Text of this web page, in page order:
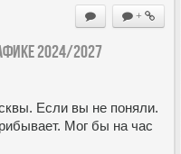
+
2024/2027
Если вы не поняли.
Мог бы на час